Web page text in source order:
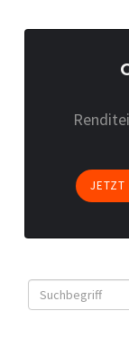
JETZT